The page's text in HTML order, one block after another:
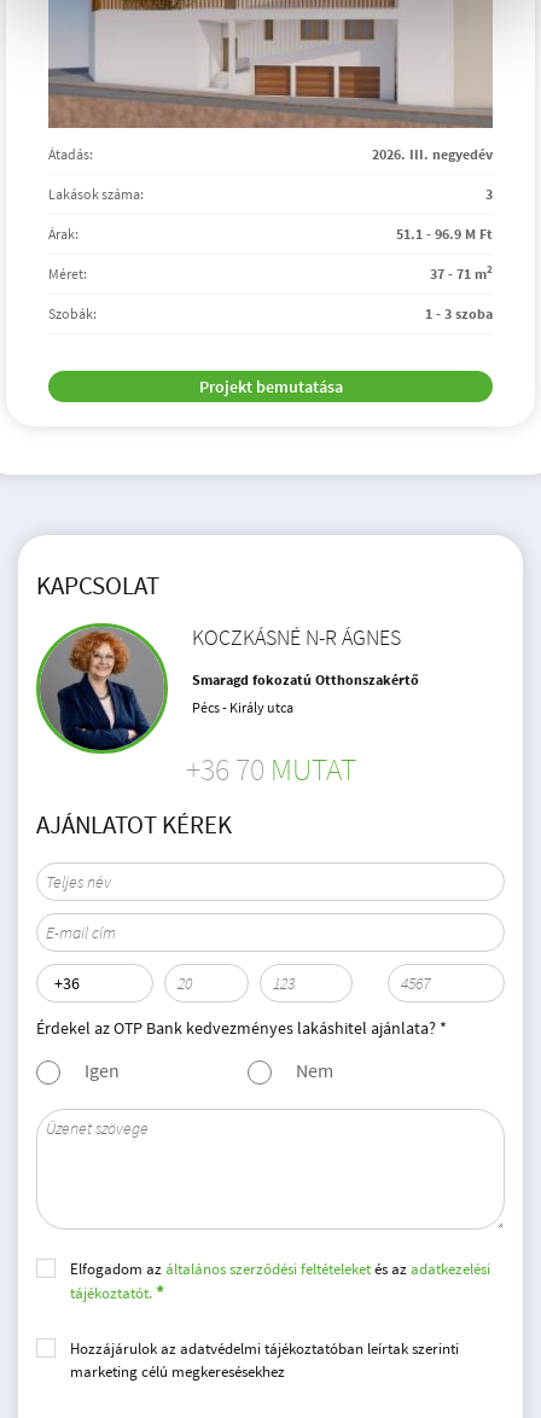
Átadás: 2026. III. negyedév
Lakások száma: 3
Árak: 51.1 - 96.9 M Ft
Méret: 37 - 71 m2
Szobák: 1 - 3 szoba
Projekt bemutatása
KAPCSOLAT
KOCZKÁSNÉ N-R ÁGNES
Smaragd fokozatú Otthonszakértő
Pécs - Király utca
+36 70 MUTAT
AJÁNLATOT KÉREK
Érdekel az OTP Bank kedvezményes lakáshitel ajánlata? *
Igen Nem
Elfogadom azáltalános szerződési feltételeketés azadatkezelési
tájékoztatót.
Hozzájárulok az adatvédelmi tájékoztatóban leírtak szerinti
marketing célú megkeresésekhez